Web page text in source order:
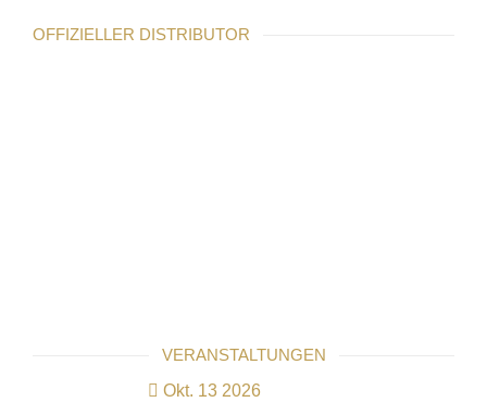
OFFIZIELLER DISTRIBUTOR
VERANSTALTUNGEN
Okt. 13 2026